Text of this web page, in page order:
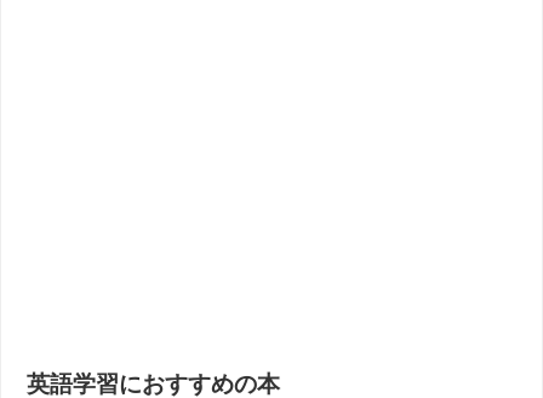
英語学習におすすめの本